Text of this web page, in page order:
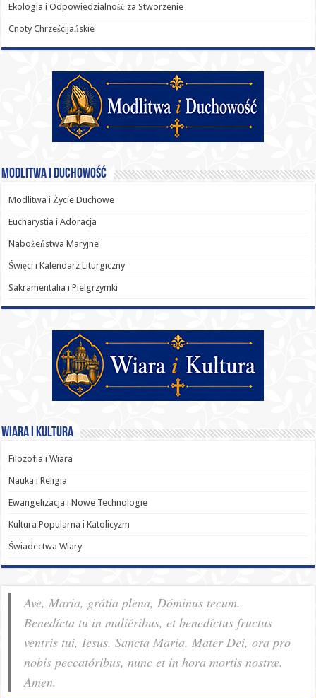
Ekologia i Odpowiedzialność za Stworzenie
Cnoty Chrześcijańskie
Modlitwa i Duchowość
Modlitwa i Życie Duchowe
Eucharystia i Adoracja
Nabożeństwa Maryjne
Święci i Kalendarz Liturgiczny
Sakramentalia i Pielgrzymki
Wiara i Kultura
Filozofia i Wiara
Nauka i Religia
Ewangelizacja i Nowe Technologie
Kultura Popularna i Katolicyzm
Świadectwa Wiary
Ave, Maria, grátia plena, Dóminus tecum.
Benedícta tu in muliéribus, et benedíctus fructus
ventris tui, Iesus. Sancta Maria, Mater Dei, ora pro
nobis pec­ca­tóribus, nunc et in hora mortis nostræ.
Amen.